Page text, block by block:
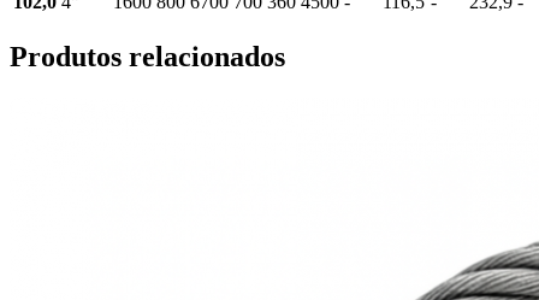
Produtos relacionados